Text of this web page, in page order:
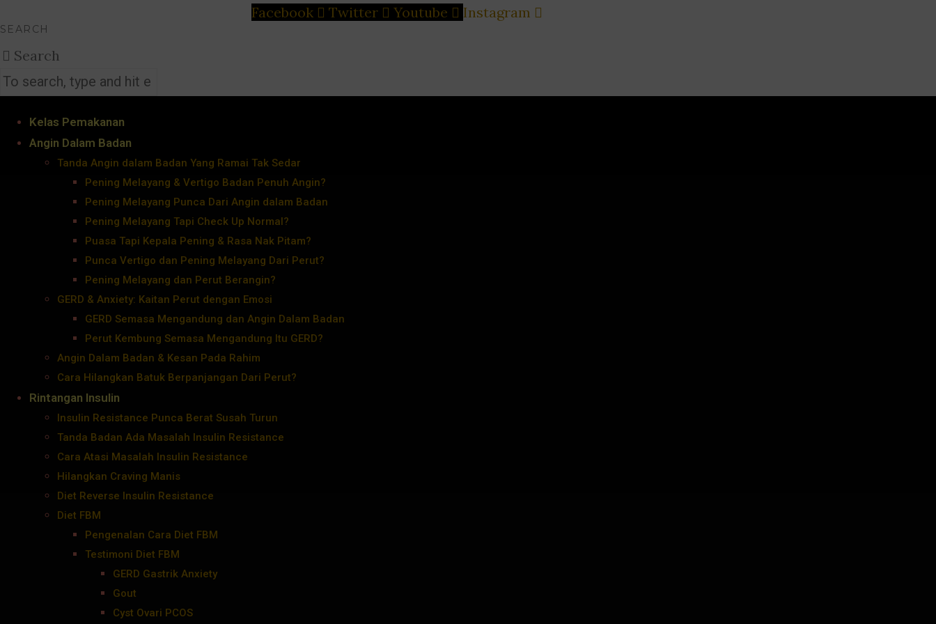
Facebook Twitter Youtube Instagram
SEARCH
Search
Kelas Pemakanan
Angin Dalam Badan
Tanda Angin dalam Badan Yang Ramai Tak Sedar
Pening Melayang & Vertigo Badan Penuh Angin?
Pening Melayang Punca Dari Angin dalam Badan
Pening Melayang Tapi Check Up Normal?
Puasa Tapi Kepala Pening & Rasa Nak Pitam?
Punca Vertigo dan Pening Melayang Dari Perut?
Pening Melayang dan Perut Berangin?
GERD & Anxiety: Kaitan Perut dengan Emosi
GERD Semasa Mengandung dan Angin Dalam Badan
Perut Kembung Semasa Mengandung Itu GERD?
Angin Dalam Badan & Kesan Pada Rahim
Cara Hilangkan Batuk Berpanjangan Dari Perut?
Rintangan Insulin
Insulin Resistance Punca Berat Susah Turun
Tanda Badan Ada Masalah Insulin Resistance
Cara Atasi Masalah Insulin Resistance
Hilangkan Craving Manis
Diet Reverse Insulin Resistance
Diet FBM
Pengenalan Cara Diet FBM
Testimoni Diet FBM
GERD Gastrik Anxiety
Gout
Cyst Ovari PCOS